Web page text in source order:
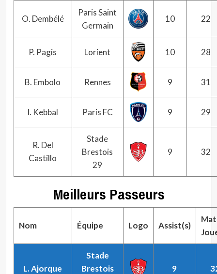
O. Dembélé
Paris Saint
Germain
10 22
P. Pagis Lorient 10 28
B. Embolo Rennes 9 31
I. Kebbal Paris FC 9 29
R. Del
Castillo
Stade
Brestois
29
9 32
Meilleurs Passeurs
Nom Équipe Logo Assist(s)
L. Ajorque
Stade
Brestois
9